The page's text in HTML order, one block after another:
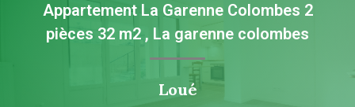
FAIRE GÉRER
Gestion Locative
Gestion De Copropriété
Appartement La Garenne Colombes 2
pièces 32 m2 , La garenne colombes
Loué